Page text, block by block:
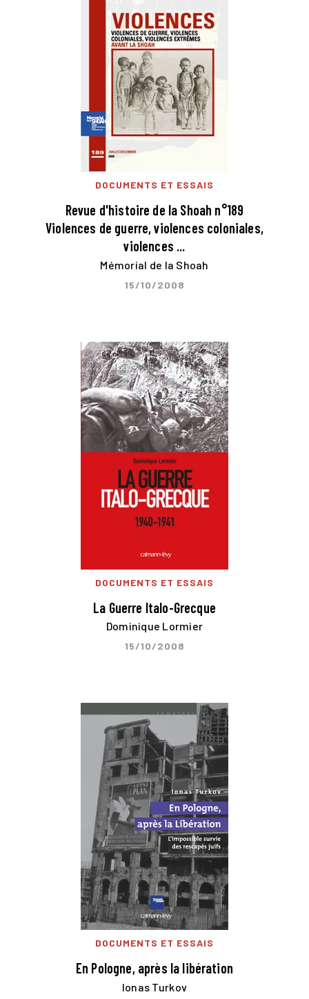
DOCUMENTS ET ESSAIS
Revue d'histoire de la Shoah n°189
Violences de guerre, violences coloniales,
violences ...
Mémorial de la Shoah
15/10/2008
DOCUMENTS ET ESSAIS
La Guerre Italo-Grecque
Dominique Lormier
15/10/2008
DOCUMENTS ET ESSAIS
En Pologne, après la libération
Ionas Turkov